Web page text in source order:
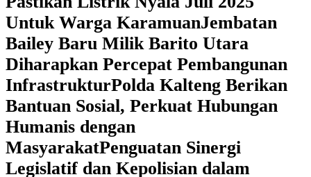
Untuk Warga KaramuanJembatan
Bailey Baru Milik Barito Utara
Diharapkan Percepat Pembangunan
InfrastrukturPolda Kalteng Berikan
Bantuan Sosial, Perkuat Hubungan
Humanis dengan
MasyarakatPenguatan Sinergi
Legislatif dan Kepolisian dalam